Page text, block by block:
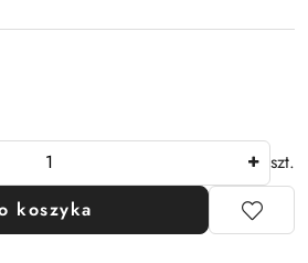
szt.
koszyka